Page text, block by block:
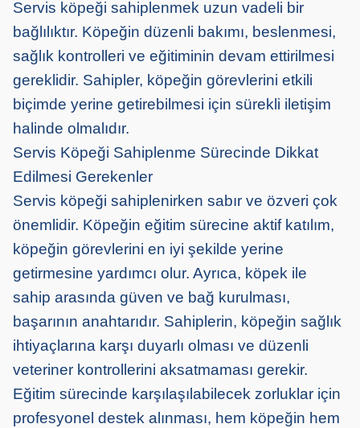
Servis köpeği sahiplenmek uzun vadeli bir
bağlılıktır. Köpeğin düzenli bakımı, beslenmesi,
sağlık kontrolleri ve eğitiminin devam ettirilmesi
gereklidir. Sahipler, köpeğin görevlerini etkili
biçimde yerine getirebilmesi için sürekli iletişim
halinde olmalıdır.
Servis Köpeği Sahiplenme Sürecinde Dikkat
Edilmesi Gerekenler
Servis köpeği sahiplenirken sabır ve özveri çok
önemlidir. Köpeğin eğitim sürecine aktif katılım,
köpeğin görevlerini en iyi şekilde yerine
getirmesine yardımcı olur. Ayrıca, köpek ile
sahip arasında güven ve bağ kurulması,
başarının anahtarıdır. Sahiplerin, köpeğin sağlık
ihtiyaçlarına karşı duyarlı olması ve düzenli
veteriner kontrollerini aksatmaması gerekir.
Eğitim sürecinde karşılaşılabilecek zorluklar için
profesyonel destek alınması, hem köpeğin hem